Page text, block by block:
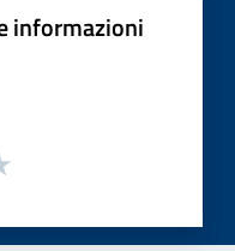
informazioni